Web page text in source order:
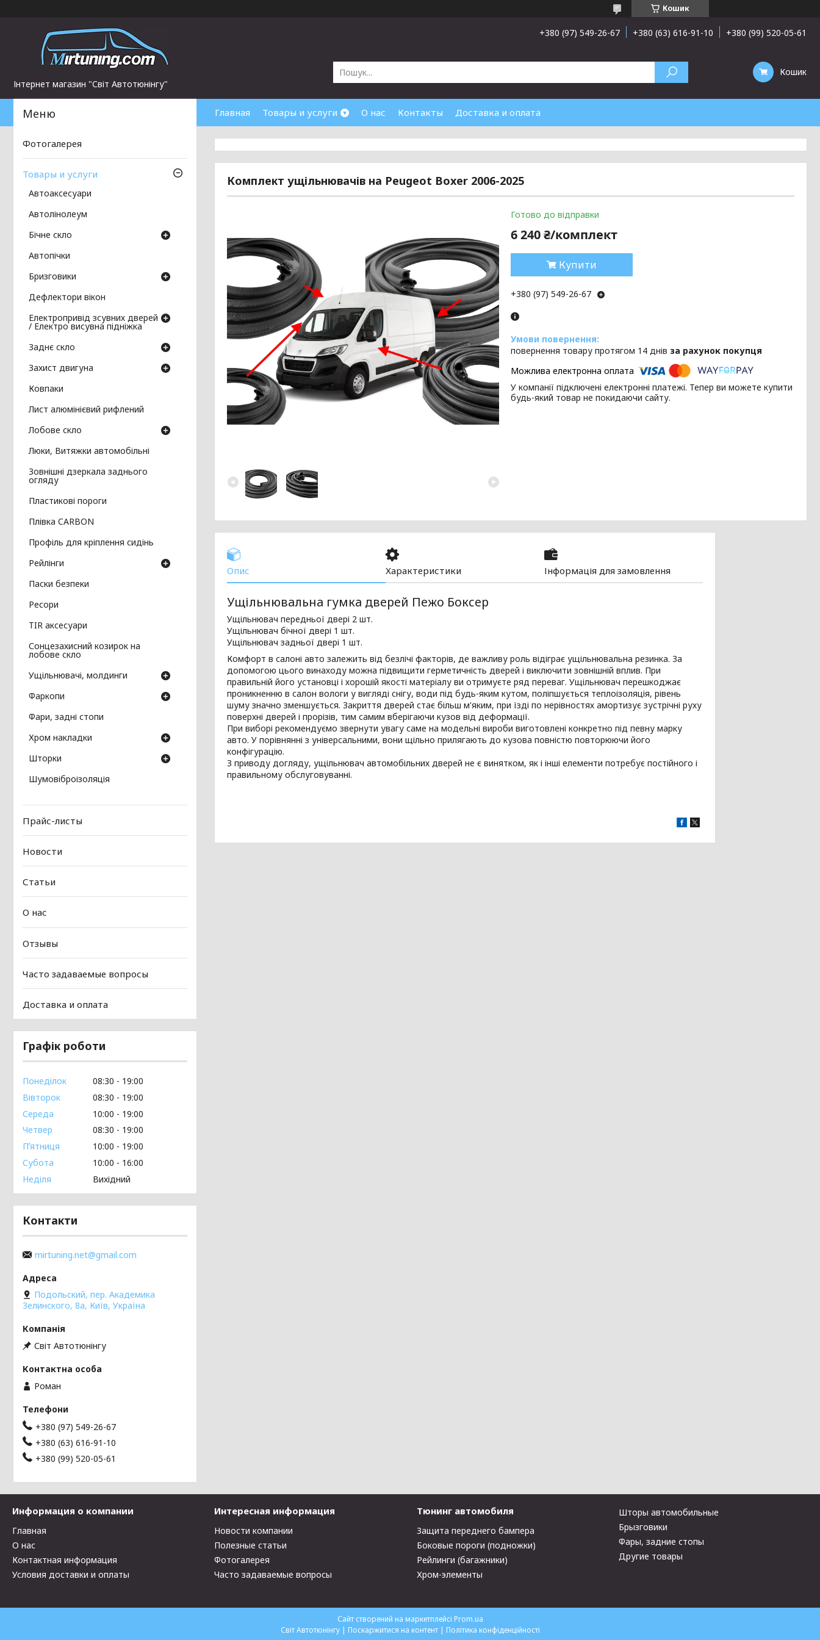
Кошик
Інтернет магазин "Світ Автотюнінгу"
+380 (97) 549-26-67 +380 (63) 616-91-10 +380 (99) 520-05-61
Кошик
Главная Товары и услуги О нас Контакты Доставка и оплата
Комплект ущільнювачів на Peugeot Boxer 2006-2025
Готово до відправки
6 240 ₴/комплект
Купити
+380 (97) 549-26-67
повернення товару протягом 14 днів за рахунок покупця
У компанії підключені електронні платежі. Тепер ви можете купити
будь-який товар не покидаючи сайту.
Опис Характеристики Інформація для замовлення
Ущільнювальна гумка дверей Пежо Боксер
Ущільнювач передньої двері 2 шт.
Ущільнювач бічної двері 1 шт.
Ущільнювач задньої двері 1 шт.
Комфорт в салоні авто залежить від безлічі факторів, де важливу роль відіграє ущільнювальна резинка. За
допомогою цього винаходу можна підвищити герметичність дверей і виключити зовнішній вплив. При
правильній його установці і хорошій якості матеріалу ви отримуєте ряд переваг. Ущільнювач перешкоджає
проникненню в салон вологи у вигляді снігу, води під будь-яким кутом, поліпшується теплоізоляція, рівень
шуму значно зменшується. Закриття дверей стає більш м'яким, при їзді по нерівностях амортизує зустрічні руху
поверхні дверей і прорізів, тим самим вберігаючи кузов від деформації.
При виборі рекомендуємо звернути увагу саме на модельні вироби виготовлені конкретно під певну марку
авто. У порівнянні з універсальними, вони щільно прилягають до кузова повністю повторюючи його
конфігурацію.
З приводу догляду, ущільнювач автомобільних дверей не є винятком, як і інші елементи потребує постійного і
правильному обслуговуванні.
Фотогалерея
Товары и услуги
Автоаксесуари
Автолінолеум
Бічне скло
Автопічки
Бризговики
Дефлектори вікон
Електропривід зсувних дверей
/ Електро висувна підніжка
Заднє скло
Захист двигуна
Ковпаки
Лист алюмінієвий рифлений
Лобове скло
Люки, Витяжки автомобільні
Зовнішні дзеркала заднього
огляду
Пластикові пороги
Плівка CARBON
Профіль для кріплення сидінь
Рейлінги
Паски безпеки
Ресори
TIR аксесуари
Сонцезахисний козирок на
лобове скло
Ущільнювачі, молдинги
Фаркопи
Фари, задні стопи
Хром накладки
Шторки
Шумовіброізоляція
Прайс-листы
Новости
Статьи
О нас
Отзывы
Часто задаваемые вопросы
Доставка и оплата
Графік роботи
Понеділок 08:30
19:00
Вівторок
08:30
19:00
Середа
10:00
19:00
Четвер
08:30
19:00
Пʼятниця
10:00
19:00
Субота
10:00
16:00
Неділя
Вихідний
Контакти
mirtuning.net@gmail.com
Подольский, пер. Академика
Зелинского, 8а, Київ, Україна
Світ Автотюнінгу
Роман
+380 (97) 549-26-67
+380 (63) 616-91-10
+380 (99) 520-05-61
Информация о компании
Главная
О нас
Контактная информация
Условия доставки и оплаты
Интересная информация
Новости компании
Полезные статьи
Фотогалерея
Часто задаваемые вопросы
Тюнинг автомобиля
Защита переднего бампера
Боковые пороги (подножки)
Рейлинги (багажники)
Хром-элементы
Шторы автомобильные
Брызговики
Фары, задние стопы
Другие товары
Сайт створений на маркетплейсі Prom.ua
Світ Автотюнінгу | Поскаржитися на контент | Політика конфіденційності